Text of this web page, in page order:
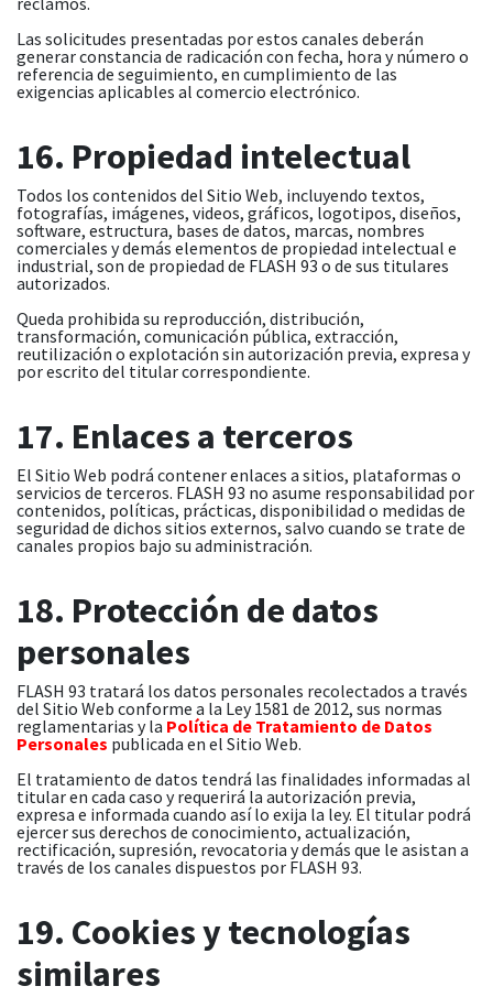
Las solicitudes presentadas por estos canales deberán
generar constancia de radicación con fecha, hora y número o
referencia de seguimiento, en cumplimiento de las
exigencias aplicables al comercio electrónico.
16. Propiedad intelectual
Todos los contenidos del Sitio Web, incluyendo textos,
fotografías, imágenes, videos, gráficos, logotipos, diseños,
software, estructura, bases de datos, marcas, nombres
comerciales y demás elementos de propiedad intelectual e
industrial, son de propiedad de FLASH 93 o de sus titulares
autorizados.
Queda prohibida su reproducción, distribución,
transformación, comunicación pública, extracción,
reutilización o explotación sin autorización previa, expresa y
por escrito del titular correspondiente.
17. Enlaces a terceros
El Sitio Web podrá contener enlaces a sitios, plataformas o
servicios de terceros. FLASH 93 no asume responsabilidad por
contenidos, políticas, prácticas, disponibilidad o medidas de
seguridad de dichos sitios externos, salvo cuando se trate de
canales propios bajo su administración.
18. Protección de datos
personales
FLASH 93 tratará los datos personales recolectados a través
del Sitio Web conforme a la Ley 1581 de 2012, sus normas
reglamentarias y la Política de Tratamiento de Datos
Personales publicada en el Sitio Web.
El tratamiento de datos tendrá las finalidades informadas al
titular en cada caso y requerirá la autorización previa,
expresa e informada cuando así lo exija la ley. El titular podrá
ejercer sus derechos de conocimiento, actualización,
rectificación, supresión, revocatoria y demás que le asistan a
través de los canales dispuestos por FLASH 93.
19. Cookies y tecnologías
similares